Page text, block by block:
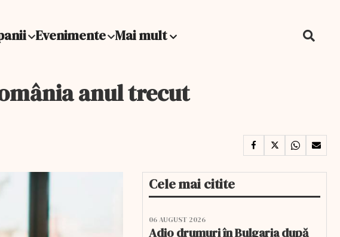
Evenimente Mai mult
anul trecut
Cele mai citite
06 AUGUST 2026
Adio drumuri în Bulgaria după